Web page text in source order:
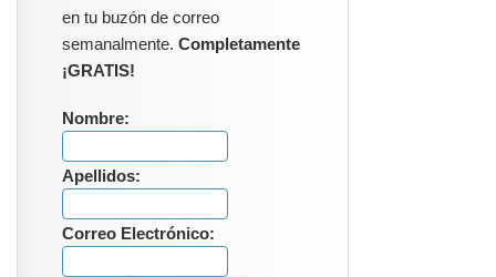
en tu buzón de correo
semanalmente. Completamente
¡GRATIS!
Nombre:
Apellidos:
Correo Electrónico: